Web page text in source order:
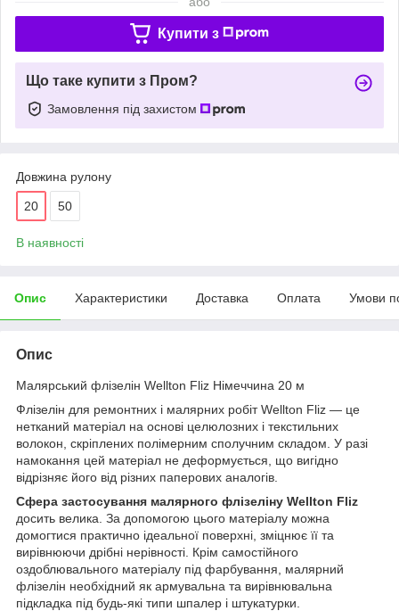
Купити з
Що таке купити з Пром?
Замовлення під захистом
Довжина рулону
20 50
В наявності
Опис Характеристики Доставка Оплата Умови
Опис
Малярський флізелін Wellton Fliz Німеччина 20 м
Флізелін для ремонтних і малярних робіт Wellton Fliz — це
нетканий матеріал на основі целюлозних і текстильних
волокон, скріплених полімерним сполучним складом. У разі
намокання цей матеріал не деформується, що вигідно
відрізняє його від різних паперових аналогів.
Сфера застосування малярного флізеліну Wellton Fliz
досить велика. За допомогою цього матеріалу можна
домогтися практично ідеальної поверхні, зміцнює її та
вирівнюючи дрібні нерівності. Крім самостійного
оздоблювального матеріалу під фарбування, малярний
флізелін необхідний як армувальна та вирівнювальна
підкладка під будь-які типи шпалер і штукатурки.